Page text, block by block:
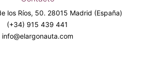
los Ríos, 50. 28015 Madrid (España)
(+34) 915 439 441
info@elargonauta.com